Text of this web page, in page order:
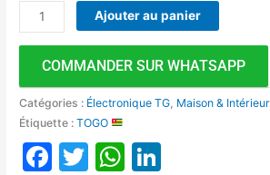
Ajouter au panier
COMMANDER SUR WHATSAPP
Catégories : Électronique TG Maison &
Étiquette :TOGO
Facebook
TwitterWhatsApp